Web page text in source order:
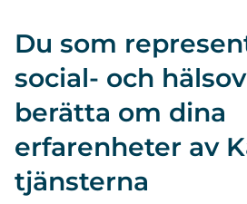
Du som
social- och
berätta om dina
erfarenheter av
tjänsterna